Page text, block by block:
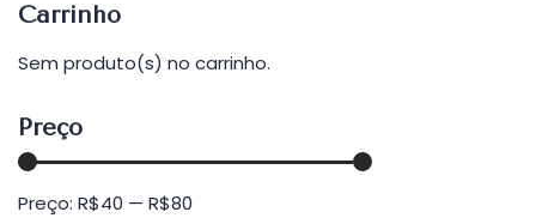
Carrinho
Sem produto(s) no carrinho.
Preço
Preço: R$40 — R$80